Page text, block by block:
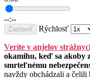
--:--
Zastaviť Rýchlosť
Veríte v anjelov
okamihu, keď sa akoby
smrteľnému
navždy obchádzali a čelili